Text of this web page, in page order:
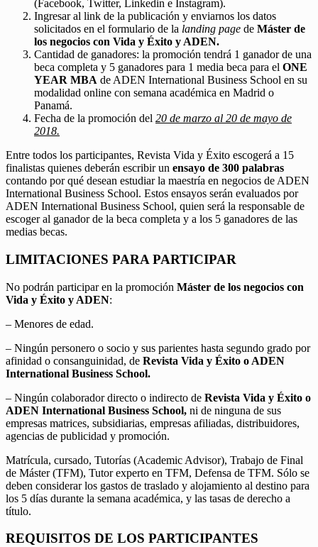
(Facebook, Twitter, Linkedin e Instagram).
Ingresar al link de la publicación y enviarnos los datos
solicitados en el formulario de la landing page de Máster de
los negocios con Vida y Éxito y ADEN.
Cantidad de ganadores: la promoción tendrá 1 ganador de una
beca completa y 5 ganadores para 1 media beca para el ONE
YEAR MBA de ADEN International Business School en su
modalidad online con semana académica en Madrid o
Panamá.
Fecha de la promoción del 20 de marzo al 20 de mayo de
2018.
Entre todos los participantes, Revista Vida y Éxito escogerá a 15
finalistas quienes deberán escribir un ensayo de 300 palabras
contando por qué desean estudiar la maestría en negocios de ADEN
International Business School. Estos ensayos serán evaluados por
ADEN International Business School, quien será la responsable de
escoger al ganador de la beca completa y a los 5 ganadores de las
medias becas.
LIMITACIONES PARA PARTICIPAR
No podrán participar en la promoción Máster de los negocios con
Vida y Éxito y ADEN:
– Menores de edad.
– Ningún personero o socio y sus parientes hasta segundo grado por
afinidad o consanguinidad, de Revista Vida y Éxito o ADEN
International Business School.
– Ningún colaborador directo o indirecto de Revista Vida y Éxito o
ADEN International Business School, ni de ninguna de sus
empresas matrices, subsidiarias, empresas afiliadas, distribuidores,
agencias de publicidad y promoción.
Matrícula, cursado, Tutorías (Academic Advisor), Trabajo de Final
de Máster (TFM), Tutor experto en TFM, Defensa de TFM. Sólo se
deben considerar los gastos de traslado y alojamiento al destino para
los 5 días durante la semana académica, y las tasas de derecho a
título.
REQUISITOS DE LOS PARTICIPANTES